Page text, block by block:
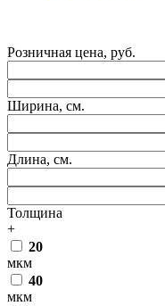
Розничная цена, руб.
Ширина, см.
Длина, см.
Толщина
+
20
мкм
40
мкм